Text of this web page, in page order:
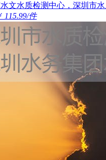
文水质检测中心，深圳市
115.99/件